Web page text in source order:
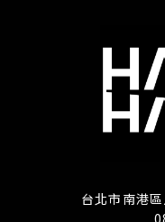
台北市南港